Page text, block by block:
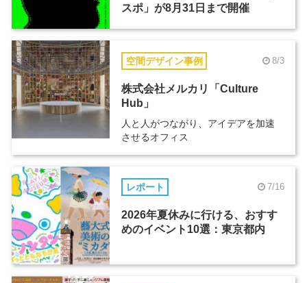
スポ」が8月31日まで開催
空間デザイン事例 8/3
株式会社メルカリ「Culture
Hub」
人と人がつながり、アイデアを加速
させるオフィス
レポート 7/16
2026年夏休みに行ける、おすす
めのイベント10選：東京都内